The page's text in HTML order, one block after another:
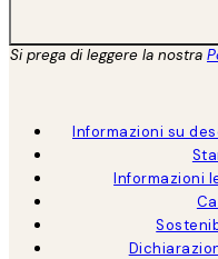
Si prega di leggere la nostra
Informazioni su
Informazioni